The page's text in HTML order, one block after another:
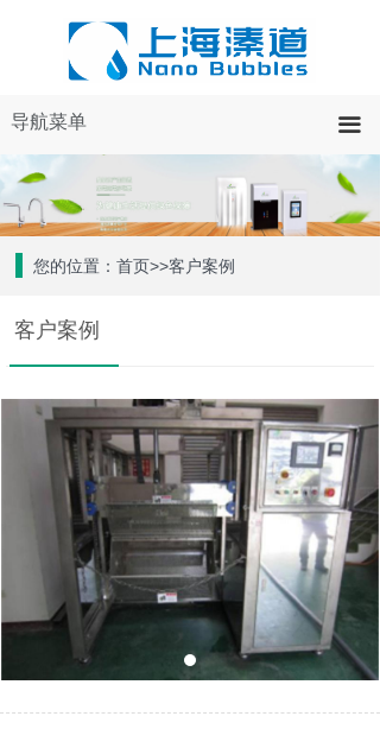
导航菜单 끀
您的位置：首页>>客户案例
客户案例